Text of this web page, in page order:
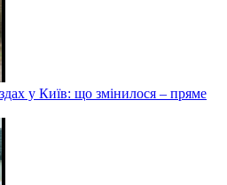
у Київ: що змінилося – пряме